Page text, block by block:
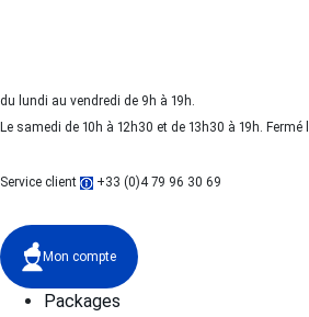
du lundi au vendredi de 9h à 19h.
Le samedi de 10h à 12h30 et de 13h30 à 19h. Fermé
Service client +33 (0)4 79 96 30 69
Mon compte
Packages